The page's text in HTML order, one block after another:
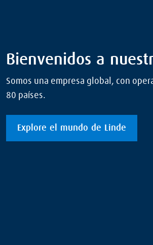
Bienvenidos a
Somos una empresa global, con
80 países.
Explore el mundo de Linde